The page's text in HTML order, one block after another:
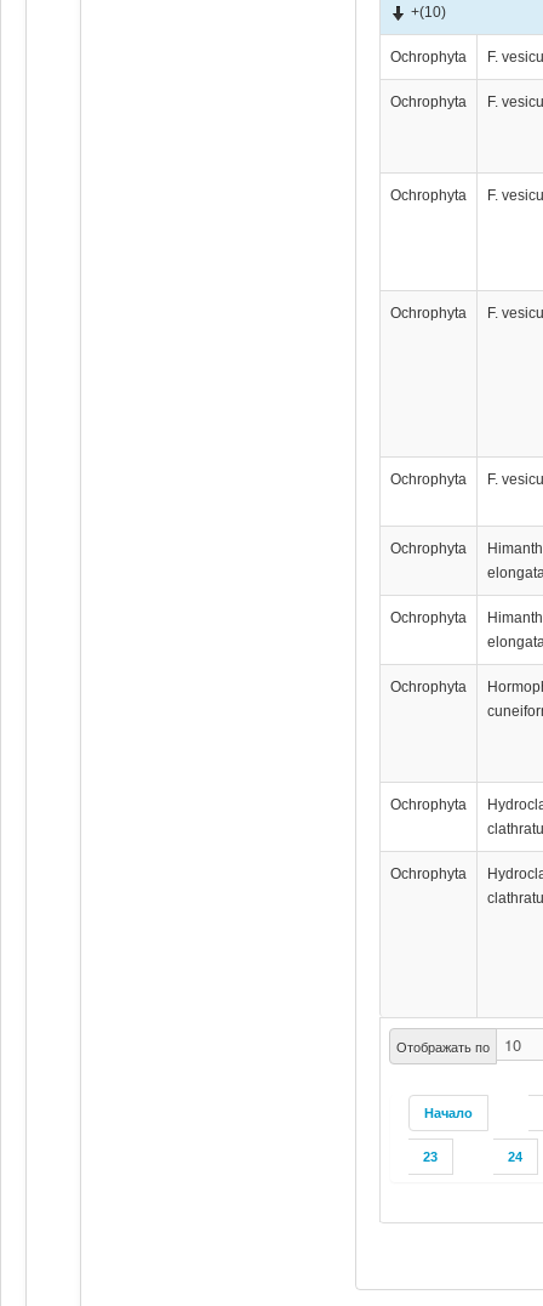
Отображать по
Начало
23 24
+(10)
Ochrophyta F.
Ochrophyta F.
Ochrophyta F.
Ochrophyta F.
Ochrophyta F.
Ochrophyta
Ochrophyta
Ochrophyta
Ochrophyta
Ochrophyta